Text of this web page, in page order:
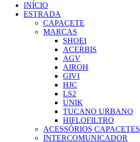
INÍCIO
ESTRADA
CAPACETE
MARCAS
SHOEI
ACERBIS
AGV
AIROH
GIVI
HJC
LS2
UNIK
TUCANO URBANO
HIFLOFILTRO
ACESSÓRIOS CAPACETES
INTERCOMUNICADOR